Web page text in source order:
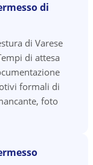
di
di Varese
di attesa
formali di
foto